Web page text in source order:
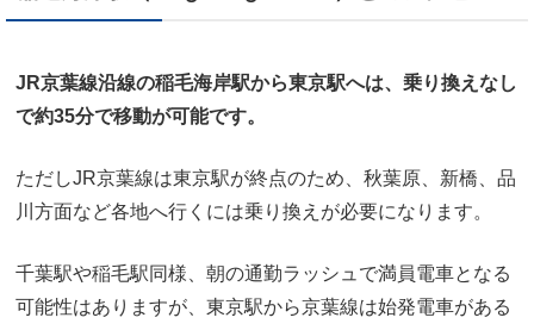
JR京葉線沿線の稲毛海岸駅から東京駅へは、乗り換えなし
で約35分で移動が可能です。
ただしJR京葉線は東京駅が終点のため、秋葉原、新橋、品
川方面など各地へ行くには乗り換えが必要になります。
千葉駅や稲毛駅同様、朝の通勤ラッシュで満員電車となる
可能性はありますが、東京駅から京葉線は始発電車がある